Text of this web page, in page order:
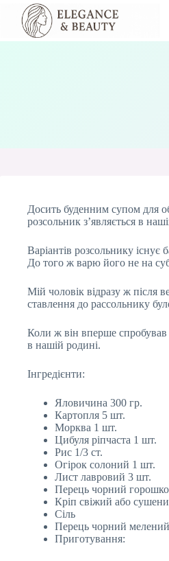
Перейти
вмісту
Досить буденним супом для
розсольник з’являється в
Варіантів розсольнику
До того ж варю його не на
Мій чоловік відразу ж після
ставлення до рассольнику
Коли ж він вперше спробував
в нашій родині.
Інгредієнти:
Яловичина 300 гр.
Картопля 5 шт.
Морква 1 шт.
Цибуля ріпчаста 1 шт.
Рис 1/3 ст.
Огірок солоний 1 шт.
Лист лавровий 3 шт.
Перець чорний
Кріп свіжий або
Сіль
Перець чорний мелений
Приготування: